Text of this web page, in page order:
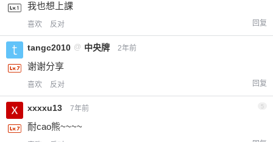
我也想上課
喜欢 反对 回复
tangc2010 @ 中央牌 2年前
谢谢分享
喜欢 反对 回复
xxxxu13 7年前 5
耐cao熊~~~~